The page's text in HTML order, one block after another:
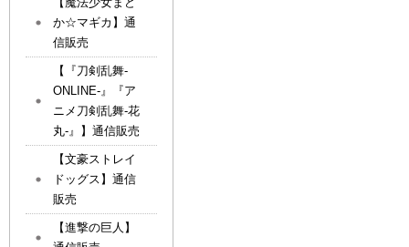
か☆マギカ】通
信販売
【『刀剣乱舞-
ONLINE-』『ア
ニメ刀剣乱舞-花
丸-』】通信販売
【文豪ストレイ
ドッグス】通信
販売
【進撃の巨人】